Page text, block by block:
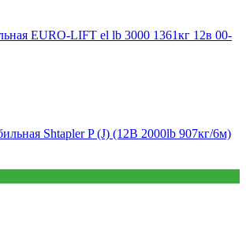
EURO-LIFT el lb 3000 1361кг 12в 00-